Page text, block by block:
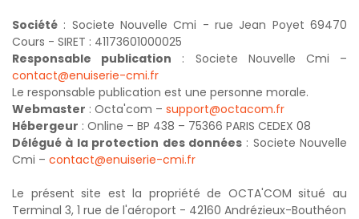
Société : Societe Nouvelle Cmi - rue Jean Poyet 69470
Cours - SIRET : 41173601000025
Responsable publication : Societe Nouvelle Cmi –
contact@enuiserie-cmi.fr
Le responsable publication est une personne morale.
Webmaster : Octa'com – support@octacom.fr
Hébergeur : Online – BP 438 – 75366 PARIS CEDEX 08
Délégué à la protection des données: Societe Nouvelle
Cmi – contact@enuiserie-cmi.fr
Le présent site est la propriété de OCTA'COM situé au
Terminal 3, 1 rue de l'aéroport - 42160 Andrézieux-Bouthéon